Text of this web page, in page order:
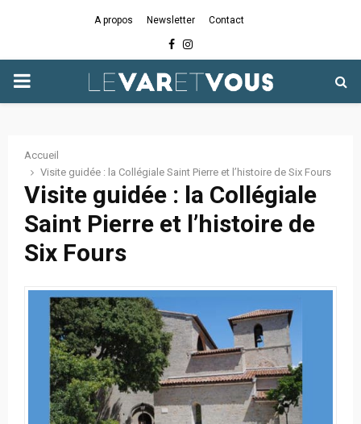
A propos Newsletter Contact
Facebook
Instagram
PRIMARY
Accueil
Visite guidée : la Collégiale Saint Pierre et l’histoire de Six Fours
Visite guidée : la Collégiale
Saint Pierre et l’histoire de
Six Fours